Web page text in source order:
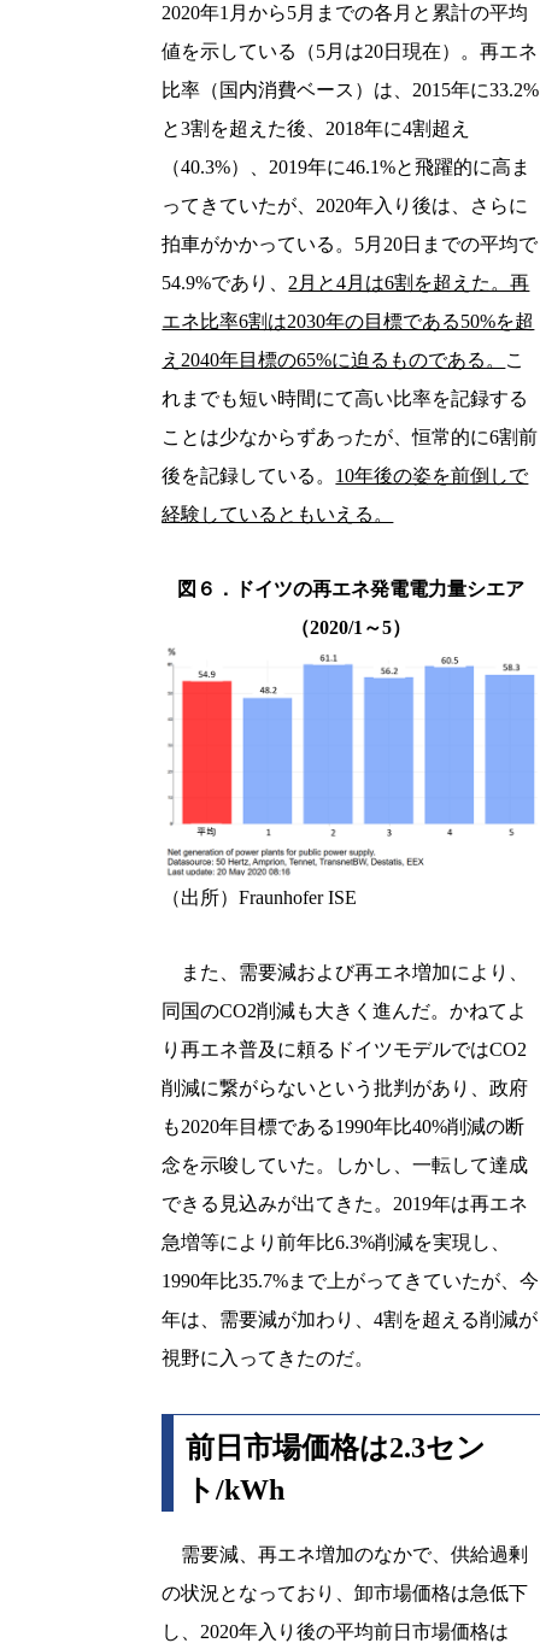
2020年1月から5月までの各月と累計の平均
値を示している（5月は20日現在）。再エネ
比率（国内消費ベース）は、2015年に33.2%
と3割を超えた後、2018年に4割超え
（40.3%）、2019年に46.1%と飛躍的に高ま
ってきていたが、2020年入り後は、さらに
拍車がかかっている。5月20日までの平均で
54.9%であり、 2月と4月は6割を超えた。再
エネ比率6割は2030年の目標である50%を超
え2040年目標の65%に迫るものである。 こ
れまでも短い時間にて高い比率を記録する
ことは少なからずあったが、恒常的に6割前
後を記録している。 10年後の姿を前倒しで
経験しているともいえる。
図６．ドイツの再エネ発電電力量シエア
（2020/1～5）
（出所）Fraunhofer ISE
また、需要減および再エネ増加により、
同国のCO2削減も大きく進んだ。かねてよ
り再エネ普及に頼るドイツモデルではCO2
削減に繋がらないという批判があり、政府
も2020年目標である1990年比40%削減の断
念を示唆していた。しかし、一転して達成
できる見込みが出てきた。2019年は再エネ
急増等により前年比6.3%削減を実現し、
1990年比35.7%まで上がってきていたが、今
年は、需要減が加わり、4割を超える削減が
視野に入ってきたのだ。
前日市場価格は2.3セン
ト/kWh
需要減、再エネ増加のなかで、供給過剰
の状況となっており、卸市場価格は急低下
し、2020年入り後の平均前日市場価格は